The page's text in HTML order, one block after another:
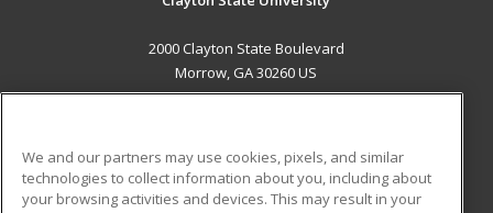
2000 Clayton State Boulevard
Morrow, GA 30260 US
ADDITIONAL RESOURCES
We and our partners may use cookies, pixels, and similar
technologies to collect information about you, including about
your browsing activities and devices. This may result in your